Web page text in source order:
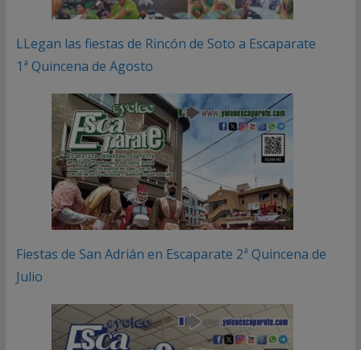
LLegan las fiestas de Rincón de Soto a Escaparate
1ª Quincena de Agosto
Fiestas de San Adrián en Escaparate 2ª Quincena de
Julio